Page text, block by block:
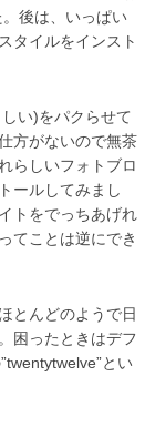
後は、いっぱい
タイルをインスト
い)をパクらせて
方がないので無茶
らしいフォトブロ
ールしてみまし
トをでっちあげれ
てことは逆にでき
とんどのようで日
困ったときはデフ
とい